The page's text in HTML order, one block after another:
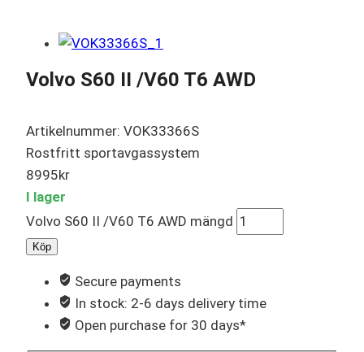
Volvo S60 II /V60 T6 AWD
Artikelnummer: VOK33366S
Rostfritt sportavgassystem
8995kr
I lager
Volvo S60 II /V60 T6 AWD mängd
Köp
Secure payments
In stock: 2-6 days delivery time
Open purchase for 30 days*